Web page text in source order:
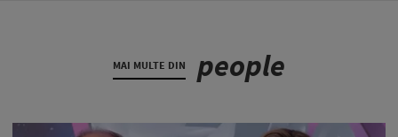
MAI MULTE DIN people